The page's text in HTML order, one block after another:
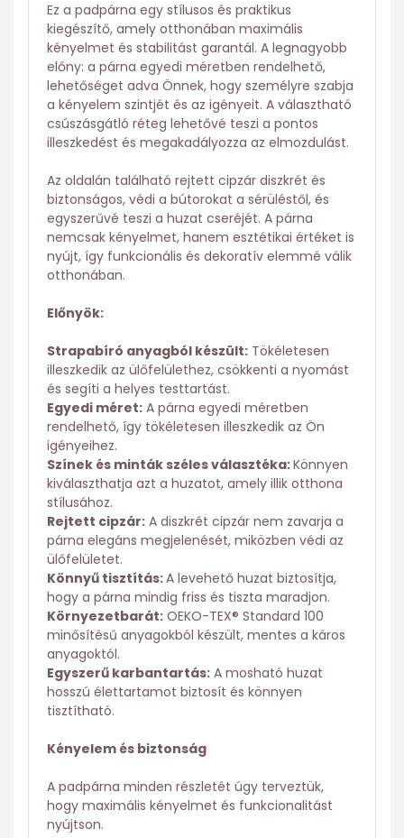
Ez a padpárna egy stílusos és praktikus
kiegészítő, amely otthonában maximális
kényelmet és stabilitást garantál. A legnagyobb
előny: a párna egyedi méretben rendelhető,
lehetőséget adva Önnek, hogy személyre szabja
a kényelem szintjét és az igényeit. A választható
csúszásgátló réteg lehetővé teszi a pontos
illeszkedést és megakadályozza az elmozdulást.
Az oldalán található rejtett cipzár diszkrét és
biztonságos, védi a bútorokat a sérüléstől, és
egyszerűvé teszi a huzat cseréjét. A párna
nemcsak kényelmet, hanem esztétikai értéket is
nyújt, így funkcionális és dekoratív elemmé válik
otthonában.
Előnyök:
Strapabíró anyagból készült: Tökéletesen
illeszkedik az ülőfelülethez, csökkenti a nyomást
és segíti a helyes testtartást.
Egyedi méret: A párna egyedi méretben
rendelhető, így tökéletesen illeszkedik az Ön
igényeihez.
Színek és minták széles választéka:Könnyen
kiválaszthatja azt a huzatot, amely illik otthona
stílusához.
Rejtett cipzár: A diszkrét cipzár nem zavarja a
párna elegáns megjelenését, miközben védi az
ülőfelületet.
Könnyű tisztítás:A levehető huzat biztosítja,
hogy a párna mindig friss és tiszta maradjon.
Környezetbarát: OEKO-TEX® Standard 100
minősítésű anyagokból készült, mentes a káros
anyagoktól.
Egyszerű karbantartás: A mosható huzat
hosszú élettartamot biztosít és könnyen
tisztítható.
Kényelem és biztonság
A padpárna minden részletét úgy terveztük,
hogy maximális kényelmet és funkcionalitást
nyújtson.